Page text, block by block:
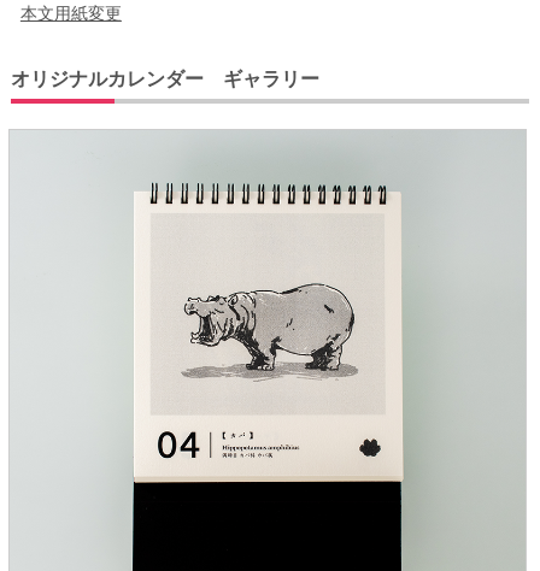
本文用紙変更
オリジナルカレンダー ギャラリー